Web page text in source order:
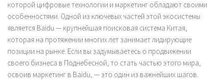
которой цифровые технологии и маркетинг обладают своими
особенностями. Одной из ключевых частей этой экосистемы
является Baidu — крупнейшая поисковая система Китая,
которая на протяжении многих лет занимает лидирующие
позиции на рынке. Если вы задумываетесь о продвижении
своего бизнеса в Поднебесной, то стать частью этого мира,
освоив маркетинг в Baidu, — это один из важнейших шагов.